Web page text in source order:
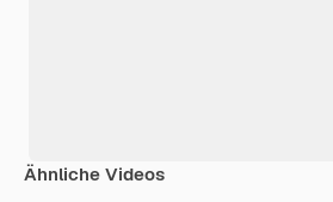
Ähnliche Videos